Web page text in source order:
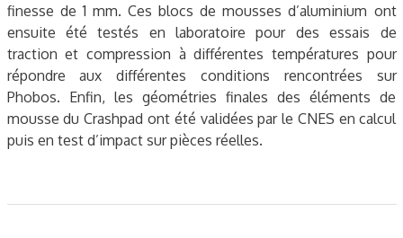
finesse de 1 mm. Ces blocs de mousses d’aluminium ont
ensuite été testés en laboratoire pour des essais de
traction et compression à différentes températures pour
répondre aux différentes conditions rencontrées sur
Phobos. Enfin, les géométries finales des éléments de
mousse du Crashpad ont été validées par le CNES en calcul
puis en test d’impact sur pièces réelles.